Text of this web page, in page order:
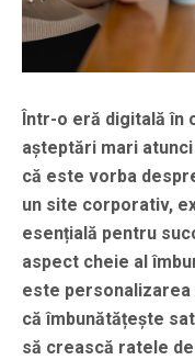
Într-o eră digitală în
așteptări mari
că este vorba
un site corporativ,
esențială pentru
aspect cheie al
este
că îmbunătățește
să crească ratele